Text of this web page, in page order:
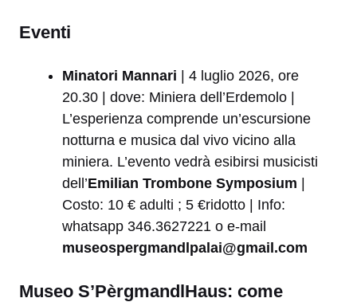
Eventi
Minatori Mannari | 4 luglio 2026, ore
20.30 | dove: Miniera dell’Erdemolo |
L’esperienza comprende un’escursione
notturna e musica dal vivo vicino alla
miniera. L’evento vedrà esibirsi musicisti
dell’Emilian Trombone Symposium |
Costo: 10 € adulti ; 5 €ridotto | Info:
whatsapp 346.3627221 o e-mail
museospergmandlpalai@gmail.com
Museo S’PèrgmandlHaus: come